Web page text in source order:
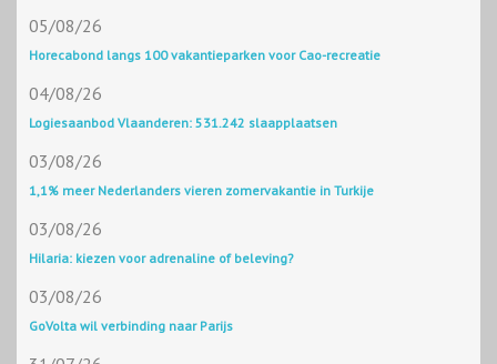
05/08/26
Horecabond langs 100 vakantieparken voor Cao-recreatie
04/08/26
Logiesaanbod Vlaanderen: 531.242 slaapplaatsen
03/08/26
1,1% meer Nederlanders vieren zomervakantie in Turkije
03/08/26
Hilaria: kiezen voor adrenaline of beleving?
03/08/26
GoVolta wil verbinding naar Parijs